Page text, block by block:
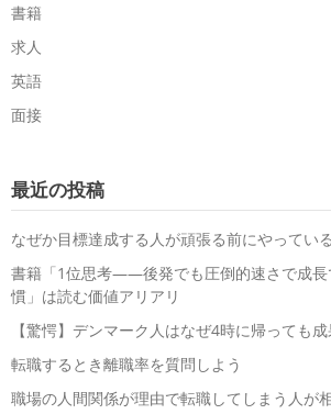
書籍
求人
英語
面接
最近の投稿
なぜか目標達成する人が頑張る前にやってい
書籍「1位思考――後発でも圧倒的速さで成長
慣」は読む価値アリアリ
【驚愕】デンマーク人はなぜ4時に帰っても
転職するとき離職率を質問しよう
職場の人間関係が理由で転職してしまう人が